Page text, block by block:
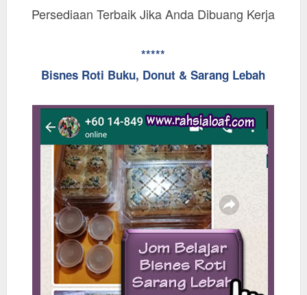
Persediaan Terbaik Jika Anda Dibuang Kerja
*****
Bisnes Roti Buku, Donut & Sarang Lebah